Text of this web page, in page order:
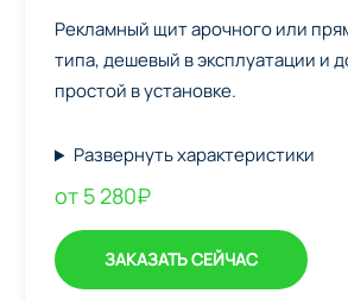
Рекламный щит арочного или
типа, дешевый в эксплуатации и
простой в установке.
Развернуть характеристики
от 5 280₽
ЗАКАЗАТЬ СЕЙЧАС